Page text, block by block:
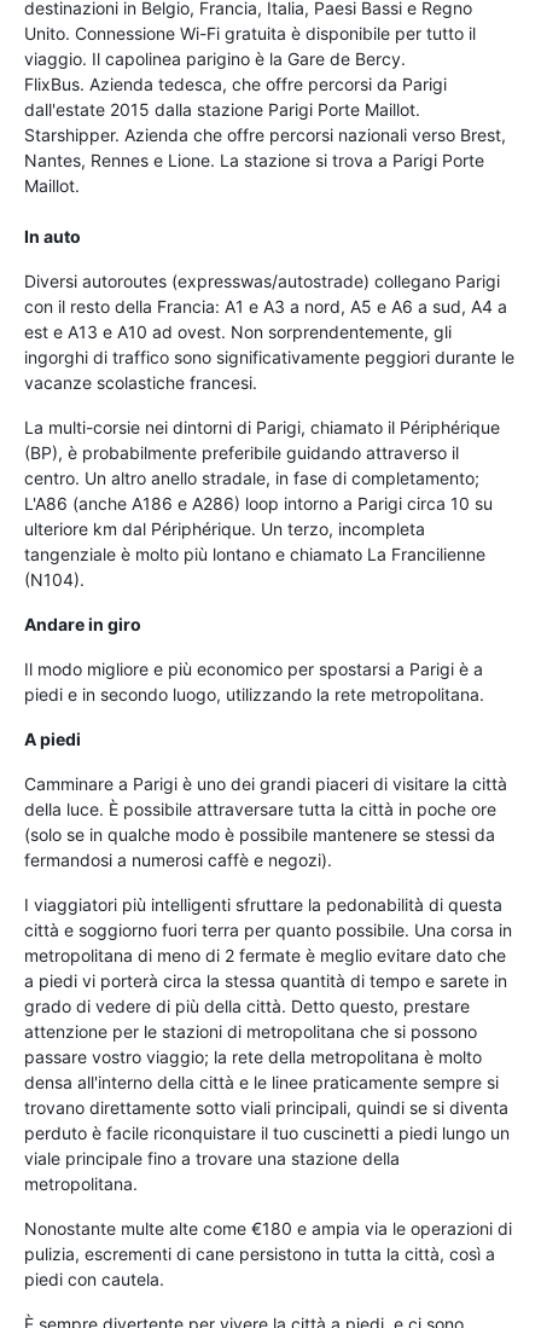
destinazioni in Belgio, Francia, Italia, Paesi Bassi e Regno
Unito. Connessione Wi-Fi gratuita è disponibile per tutto il
viaggio. Il capolinea parigino è la Gare de Bercy.
FlixBus. Azienda tedesca, che offre percorsi da Parigi
dall'estate 2015 dalla stazione Parigi Porte Maillot.
Starshipper. Azienda che offre percorsi nazionali verso Brest,
Nantes, Rennes e Lione. La stazione si trova a Parigi Porte
Maillot.
In auto
Diversi autoroutes (expresswas/autostrade) collegano Parigi
con il resto della Francia: A1 e A3 a nord, A5 e A6 a sud, A4 a
est e A13 e A10 ad ovest. Non sorprendentemente, gli
ingorghi di traffico sono significativamente peggiori durante le
vacanze scolastiche francesi.
La multi-corsie nei dintorni di Parigi, chiamato il Périphérique
(BP), è probabilmente preferibile guidando attraverso il
centro. Un altro anello stradale, in fase di completamento;
L'A86 (anche A186 e A286) loop intorno a Parigi circa 10 su
ulteriore km dal Périphérique. Un terzo, incompleta
tangenziale è molto più lontano e chiamato La Francilienne
(N104).
Andare in giro
Il modo migliore e più economico per spostarsi a Parigi è a
piedi e in secondo luogo, utilizzando la rete metropolitana.
A piedi
Camminare a Parigi è uno dei grandi piaceri di visitare la città
della luce. È possibile attraversare tutta la città in poche ore
(solo se in qualche modo è possibile mantenere se stessi da
fermandosi a numerosi caffè e negozi).
I viaggiatori più intelligenti sfruttare la pedonabilità di questa
città e soggiorno fuori terra per quanto possibile. Una corsa in
metropolitana di meno di 2 fermate è meglio evitare dato che
a piedi vi porterà circa la stessa quantità di tempo e sarete in
grado di vedere di più della città. Detto questo, prestare
attenzione per le stazioni di metropolitana che si possono
passare vostro viaggio; la rete della metropolitana è molto
densa all'interno della città e le linee praticamente sempre si
trovano direttamente sotto viali principali, quindi se si diventa
perduto è facile riconquistare il tuo cuscinetti a piedi lungo un
viale principale fino a trovare una stazione della
metropolitana.
Nonostante multe alte come €180 e ampia via le operazioni di
pulizia, escrementi di cane persistono in tutta la città, così a
piedi con cautela.
È sempre divertente per vivere la città a piedi, e ci sono